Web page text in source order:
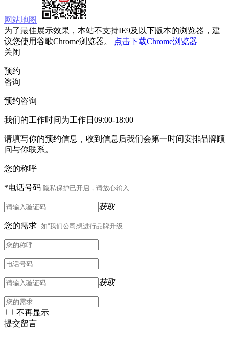
网站地图
为了最佳展示效果，本站不支持IE9及以下版本的浏览器，建
议您使用谷歌Chrome浏览器。
点击下载Chrome浏览器
关闭
预约
咨询
预约咨询
我们的工作时间为工作日09:00-18:00
请填写你的预约信息，收到信息后我们会第一时间安排品牌顾
问与你联系。
您的称呼
*电话号码
获取
您的需求
获取
不再显示
提交留言